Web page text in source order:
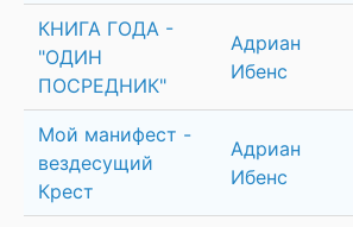
КНИГА ГОДА -
"ОДИН
ПОСРЕДНИК"
Адриан
Ибенс
Мой манифест -
вездесущий
Крест
Адриан
Ибенс